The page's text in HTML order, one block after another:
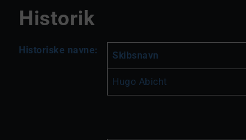
Historik
Historiske navne: Skibsnavn
Hugo Abicht